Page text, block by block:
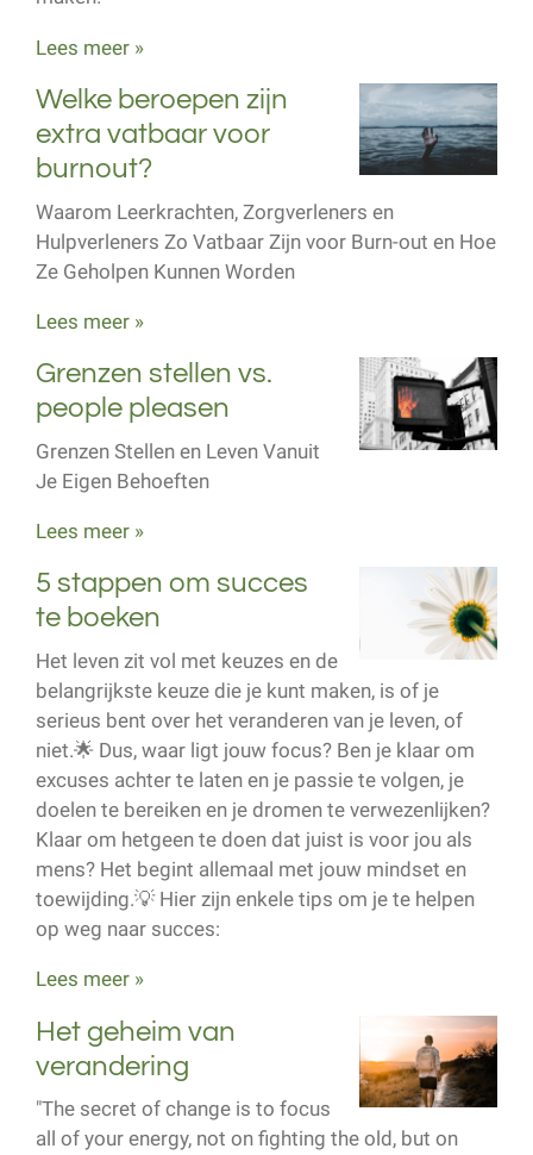
Lees meer »
Welke beroepen zijn
extra vatbaar voor
burnout?
Waarom Leerkrachten, Zorgverleners en
Hulpverleners Zo Vatbaar Zijn voor Burn-out en Hoe
Ze Geholpen Kunnen Worden
Lees meer »
Grenzen stellen vs.
people pleasen
Grenzen Stellen en Leven Vanuit
Je Eigen Behoeften
Lees meer »
5 stappen om succes
te boeken
Het leven zit vol met keuzes en de
belangrijkste keuze die je kunt maken, is of je
serieus bent over het veranderen van je leven, of
niet.🌟 Dus, waar ligt jouw focus? Ben je klaar om
excuses achter te laten en je passie te volgen, je
doelen te bereiken en je dromen te verwezenlijken?
Klaar om hetgeen te doen dat juist is voor jou als
mens? Het begint allemaal met jouw mindset en
toewijding.💡 Hier zijn enkele tips om je te helpen
op weg naar succes:
Lees meer »
Het geheim van
verandering
"The secret of change is to focus
all of your energy, not on fighting the old, but on